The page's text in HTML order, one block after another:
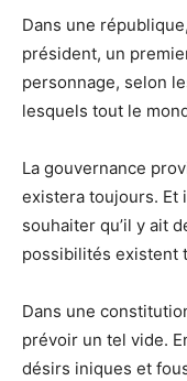
Dans une
président, un
personnage, selon
lesquels tout le
La gouvernance
existera toujours. Et
souhaiter qu’il y ait
possibilités existent
Dans une
prévoir un tel vide.
désirs iniques et